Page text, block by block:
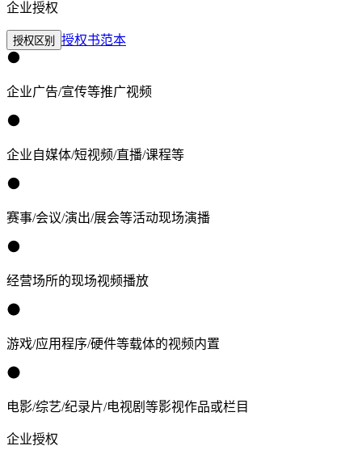
企业授权
授权区别 授权书范本
企业广告/宣传等推广视频
企业自媒体/短视频/直播/课程等
赛事/会议/演出/展会等活动现场演播
经营场所的现场视频播放
游戏/应用程序/硬件等载体的视频内置
电影/综艺/纪录片/电视剧等影视作品或栏目
企业授权